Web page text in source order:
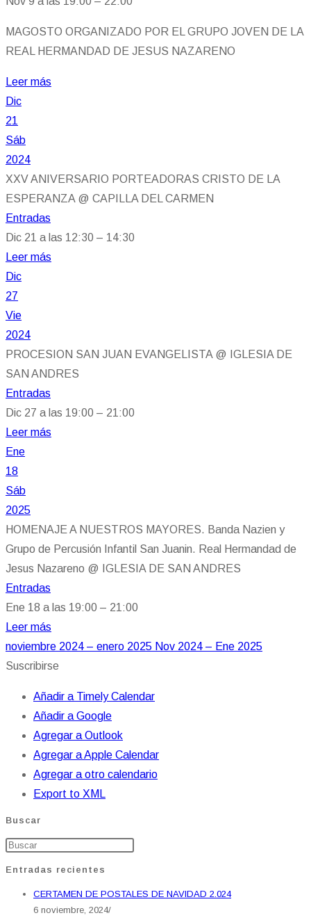
MAGOSTO ORGANIZADO POR EL GRUPO JOVEN DE LA
REAL HERMANDAD DE JESUS NAZARENO
Leer más
Dic
21
Sáb
2024
XXV ANIVERSARIO PORTEADORAS CRISTO DE LA
ESPERANZA @ CAPILLA DEL CARMEN
Entradas
Dic 21 a las 12:30 – 14:30
Leer más
Dic
27
Vie
2024
PROCESION SAN JUAN EVANGELISTA @ IGLESIA DE
SAN ANDRES
Entradas
Dic 27 a las 19:00 – 21:00
Leer más
Ene
18
Sáb
2025
HOMENAJE A NUESTROS MAYORES. Banda Nazien y
Grupo de Percusión Infantil San Juanin. Real Hermandad de
Jesus Nazareno @ IGLESIA DE SAN ANDRES
Entradas
Ene 18 a las 19:00 – 21:00
Leer más
noviembre 2024 – enero 2025 Nov 2024 – Ene 2025
Suscribirse
Añadir a Timely Calendar
Añadir a Google
Agregar a Outlook
Agregar a Apple Calendar
Agregar a otro calendario
Export to XML
Buscar
Entradas recientes
CERTAMEN DE POSTALES DE NAVIDAD 2.024
6 noviembre, 2024/